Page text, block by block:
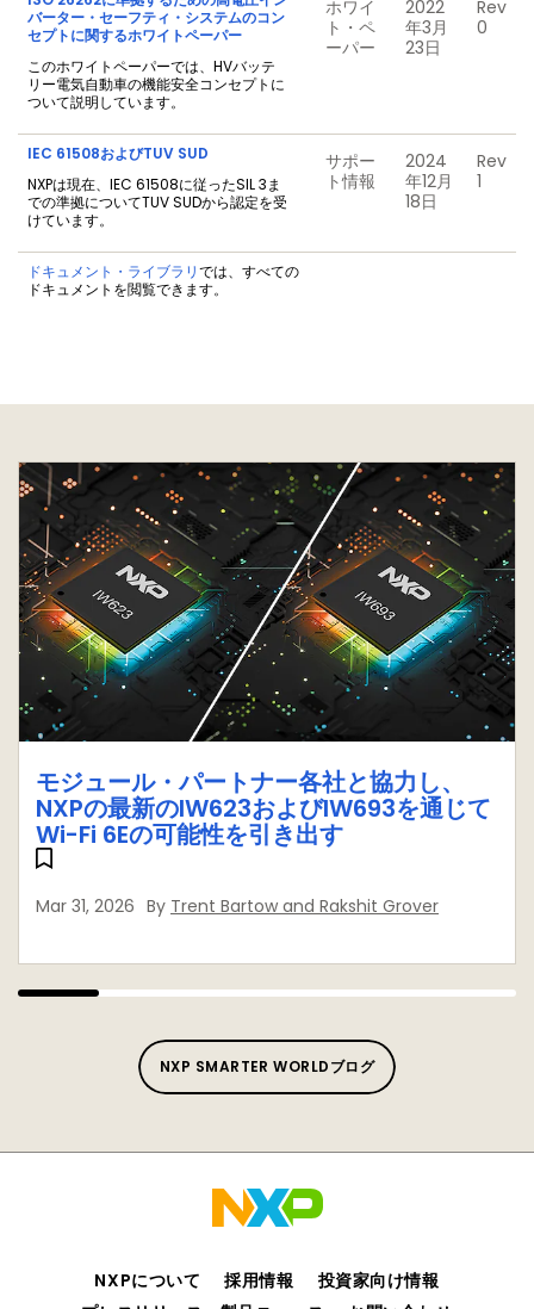
バーター・セーフティ・システムのコン
セプトに関するホワイトペーパー
このホワイトペーパーでは、HVバッテ
リー電気自動車の機能安全コンセプトに
ついて説明しています。
ホワイ
ト・ペ
ーパー
2022
年3月
23日
Rev
0
IEC 61508およびTUV SUD
NXPは現在、IEC 61508に従ったSIL 3ま
での準拠についてTUV SUDから認定を受
けています。
サポー
ト情報
2024
年12月
18日
Rev
1
ドキュメント・ライブラリでは、すべての
ドキュメントを閲覧できます。
モジュール・パートナー各社と協力し、
NXPの最新のIW623およびIW693を通じて
Wi-Fi 6Eの可能性を引き出す
Mar 31, 2026 By Trent Bartow and Rakshit Grover
NXP SMARTER WORLDブログ
NXPについて 採用情報
投資家向け情報